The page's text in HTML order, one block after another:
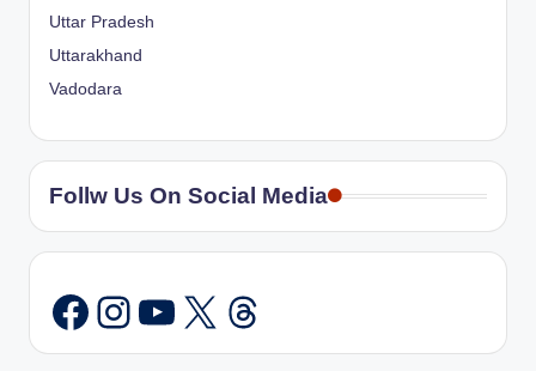
Uttar Pradesh
Uttarakhand
Vadodara
Follw Us On Social Media
Instagram
YouTube
X Threads